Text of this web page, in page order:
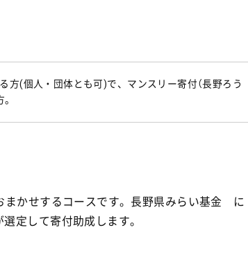
方(個人・団体とも可)で、マンスリー寄付（長野ろう
まかせするコースです。長野県みらい基金 に
定して寄付助成します。